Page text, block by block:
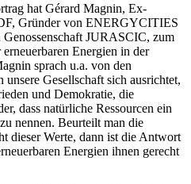
hat Gérard Magnin, Ex-
Gründer von ENERGYCITIES
Genossenschaft JURASCIC, zum
Energien in der
sprach u.a. von den
unsere Gesellschaft sich ausrichtet,
und Demokratie, die
dass natürliche Ressourcen ein
nennen. Beurteilt man die
dieser Werte, dann ist die Antwort
Energien ihnen gerecht